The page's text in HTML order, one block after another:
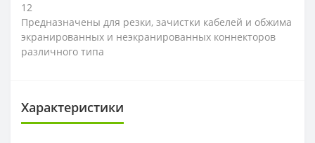
12
Предназначены для резки, зачистки кабелей и обжима
экранированных и неэкранированных коннекторов
различного типа
Характеристики